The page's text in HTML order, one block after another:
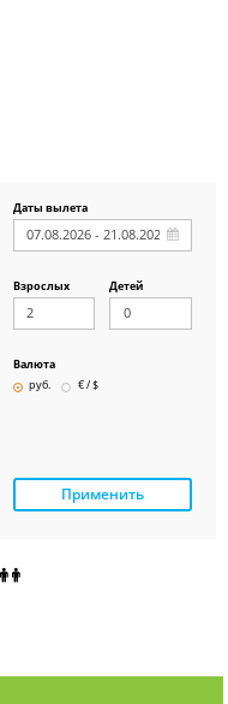
Даты вылета
Взрослых Детей
Валюта
руб.
€ / $
Применить